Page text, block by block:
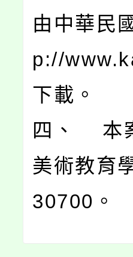
由中華民
p://
下載。
四、 本
美術教育
30700。